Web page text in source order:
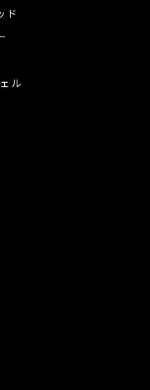
ド
ル